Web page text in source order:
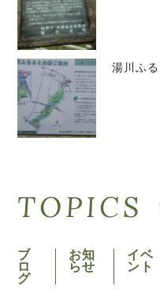
湯川ふ
TOPICS
ブ
ロ
グ
お知
らせ
イベ
ント